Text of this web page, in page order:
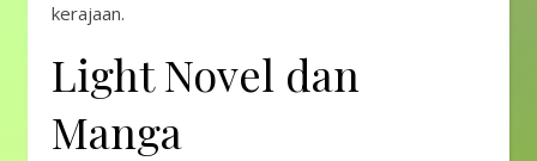
kerajaan.
Light Novel dan
Manga